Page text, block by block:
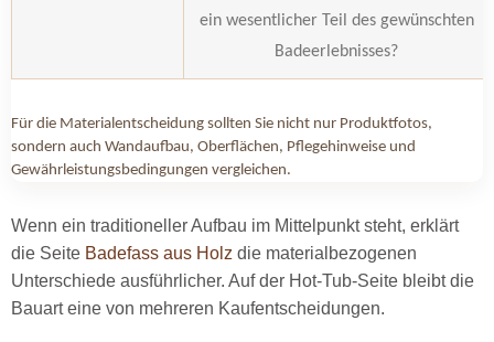
ein wesentlicher Teil des gewünschten
Badeerlebnisses?
Für die Materialentscheidung sollten Sie nicht nur Produktfotos,
sondern auch Wandaufbau, Oberflächen, Pflegehinweise und
Gewährleistungsbedingungen vergleichen.
Wenn ein traditioneller Aufbau im Mittelpunkt steht, erklärt
die Seite Badefass aus Holz die materialbezogenen
Unterschiede ausführlicher. Auf der Hot-Tub-Seite bleibt die
Bauart eine von mehreren Kaufentscheidungen.